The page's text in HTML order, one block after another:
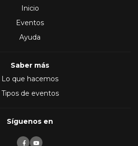
Inicio
Eventos
Ayuda
Saber más
Lo que hacemos
Tipos de eventos
Síguenos en